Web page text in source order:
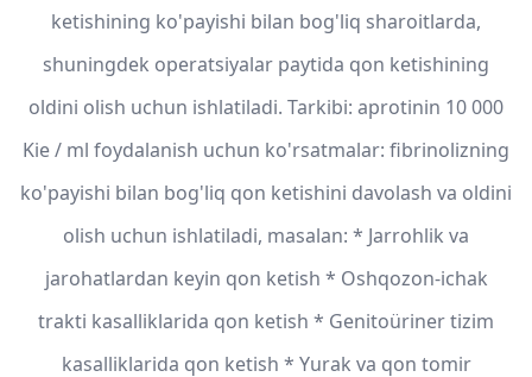
ketishining ko'payishi bilan bog'liq sharoitlarda,
shuningdek operatsiyalar paytida qon ketishining
oldini olish uchun ishlatiladi. Tarkibi: aprotinin 10 000
Kie / ml foydalanish uchun ko'rsatmalar: fibrinolizning
ko'payishi bilan bog'liq qon ketishini davolash va oldini
olish uchun ishlatiladi, masalan: * Jarrohlik va
jarohatlardan keyin qon ketish * Oshqozon-ichak
trakti kasalliklarida qon ketish * Genitoüriner tizim
kasalliklarida qon ketish * Yurak va qon tomir